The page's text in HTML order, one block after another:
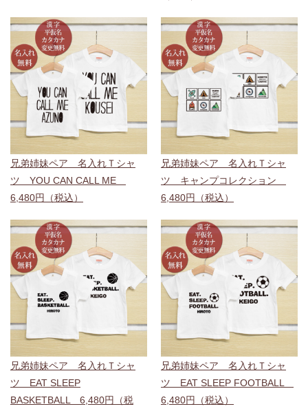
兄弟姉妹ペア 名入れＴシャ
ツ YOU CAN CALL ME
6,480円（税込）
兄弟姉妹ペア 名入れＴシャ
ツ キャンプコレクション
6,480円（税込）
兄弟姉妹ペア 名入れＴシャ
ツ EAT SLEEP
BASKETBALL 6,480円（税
兄弟姉妹ペア 名入れＴシャ
ツ EAT SLEEP FOOTBALL
6,480円（税込）